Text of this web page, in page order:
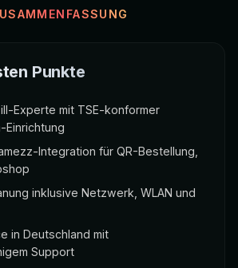
Punkte
Experte mit TSE-konformer
Einrichtung
Integration für QR-Bestellung,
inklusive Netzwerk, WLAN und
in Deutschland mit
Support